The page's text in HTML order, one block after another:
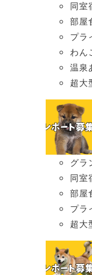
同室
部屋
プラ
わん
温泉
超大
グラ
同室
部屋
プラ
超大